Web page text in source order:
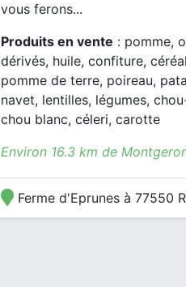
vous ferons...
Produits en vente : pomme,
dérivés, huile, confiture,
pomme de terre, poireau,
navet, lentilles, légumes,
chou blanc, céleri, carotte
Environ 16.3 km de
Ferme d'Eprunes à 77550